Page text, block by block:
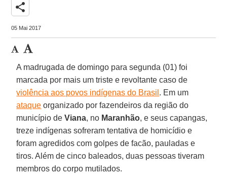
share
05 Mai 2017
A madrugada de domingo para segunda (01) foi
marcada por mais um triste e revoltante caso de
violência aos povos indígenas do Brasil . Em um
ataque organizado por fazendeiros da região do
município deViana, no Maranhão, e seus capangas,
treze indígenas sofreram tentativa de homicídio e
foram agredidos com golpes de facão, pauladas e
tiros. Além de cinco baleados, duas pessoas tiveram
membros do corpo mutilados.